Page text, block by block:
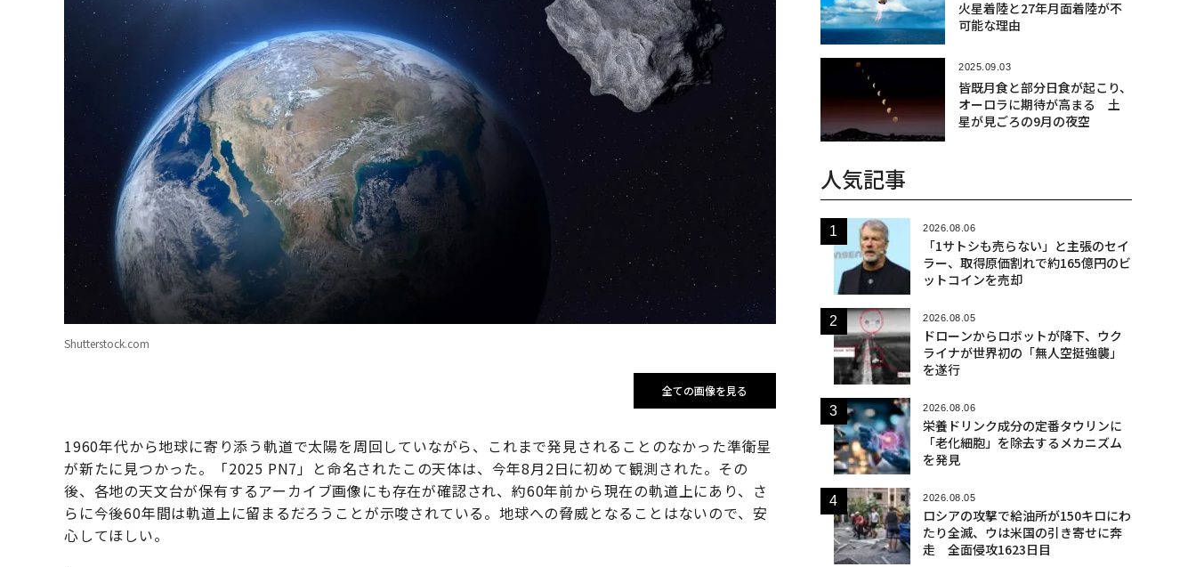
Shutterstock.com
全ての画像を見る
1960年代から地球に寄り添う軌道で太陽を周回していながら、これまで発見されることのなかった準衛星
が新たに見つかった。「2025 PN7」と命名されたこの天体は、今年8月2日に初めて観測された。その
後、各地の天文台が保有するアーカイブ画像にも存在が確認され、約60年前から現在の軌道上にあり、さ
らに今後60年間は軌道上に留まるだろうことが示唆されている。地球への脅威となることはないので、安
心してほしい。
火星着陸と27年月面着陸が不
可能な理由
2025.09.03
皆既月食と部分日食が起こり、
オーロラに期待が高まる 土
星が見ごろの9月の夜空
人気記事
2026.08.06
「1サトシも売らない」と主張のセイ
ラー、取得原価割れで約165億円のビ
ットコインを売却
2026.08.05
ドローンからロボットが降下、ウク
ライナが世界初の「無人空挺強襲」
を遂行
2026.08.06
栄養ドリンク成分の定番タウリンに
「老化細胞」を除去するメカニズム
を発見
2026.08.05
ロシアの攻撃で給油所が150キロにわ
たり全滅、ウは米国の引き寄せに奔
走 全面侵攻1623日目